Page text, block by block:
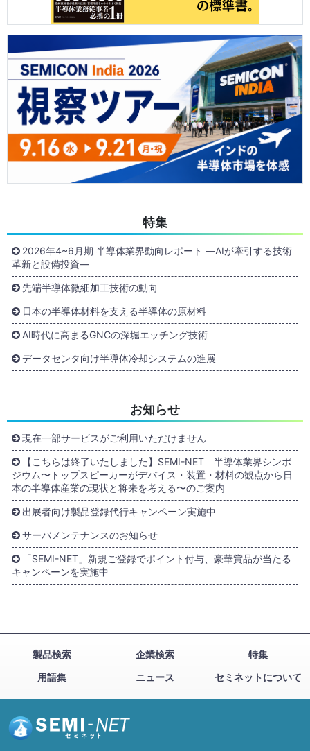
特集
2026年4~6月期 半導体業界動向レポート ―AIが牽引する技術
革新と設備投資―
先端半導体微細加工技術の動向
日本の半導体材料を支える半導体の原材料
AI時代に高まるGNCの深堀エッチング技術
データセンタ向け半導体冷却システムの進展
お知らせ
現在一部サービスがご利用いただけません
【こちらは終了いたしました】SEMI-NET 半導体業界シンポ
ジウム〜トップスピーカーがデバイス・装置・材料の観点から日
本の半導体産業の現状と将来を考える〜のご案内
出展者向け製品登録代行キャンペーン実施中
サーバメンテナンスのお知らせ
「SEMI-NET」新規ご登録でポイント付与、豪華賞品が当たる
キャンペーンを実施中
製品検索 企業検索
特集
用語集
ニュース セミネットについて